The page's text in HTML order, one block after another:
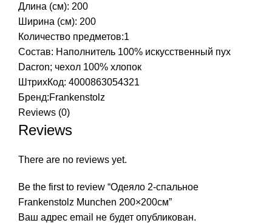
Длина (см): 200
Ширина (см): 200
Количество предметов:1
Состав: Наполнитель 100% искусственный пух
Dacron; чехол 100% хлопок
ШтрихКод: 4000863054321
Бренд:Frankenstolz
Reviews (0)
Reviews
There are no reviews yet.
Be the first to review “Одеяло 2-спальное
Frankenstolz Munchen 200×200см”
Ваш адрес email не будет опубликован.